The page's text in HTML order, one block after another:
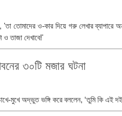
'তা তোমাদের ও-কার দিয়ে গরু লেখার
তাজা দেখাবে!'
৩০টি মজার ঘটনা
মুখে অদ্ভুত ভঙ্গি করে বললেন, ‘তুমি কি এই